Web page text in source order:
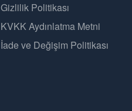
Gizlilik Politikası
KVKK Aydınlatma Metni
İade ve Değişim Politikası